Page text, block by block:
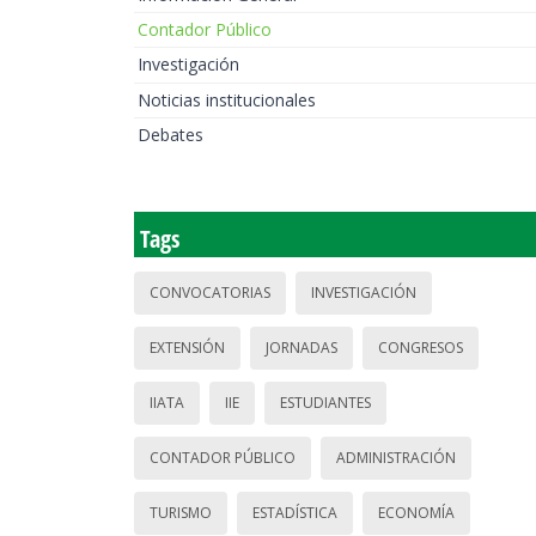
Contador Público
Investigación
Noticias institucionales
Debates
Tags
CONVOCATORIAS INVESTIGACIÓN
EXTENSIÓN JORNADAS CONGRESOS
IIATA IIE ESTUDIANTES
CONTADOR PÚBLICO ADMINISTRACIÓN
TURISMO ESTADÍSTICA ECONOMÍA